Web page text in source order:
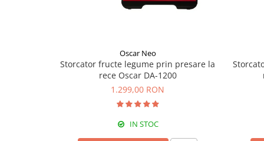
Oscar Neo
Storcator fructe legume prin presare la
rece Oscar DA-1200
1.299,00 RON
IN STOC